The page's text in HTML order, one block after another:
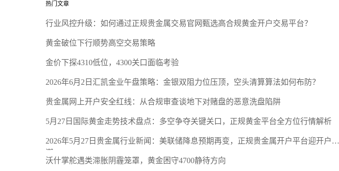
热门文章
行业风控升级：如何通过正规贵金属交易官网甄选高合规黄金开户交易平台？
黄金破位下行顺势高空交易策略
金价下探4310低位，4300关口面临考验
2026年6月2日汇凯金业午盘策略：金银双阻力位压顶，空头清算算法如何布防？
贵金属网上开户安全红线：从合规审查谈地下对赌盘的恶意洗盘陷阱
5月27日国际黄金走势技术盘点：多空争夺关键关口，正规黄金平台全方位行情解析
2026年5月27日贵金属行业新闻：美联储降息预期再变，正规贵金属开户平台迎开户热
潮
沃什掌舵遇类滞胀阴霾笼罩，黄金困守4700静待方向